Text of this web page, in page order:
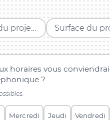
Code postal du projet *
horaires vous
?
Mercredi Jeudi Vendredi